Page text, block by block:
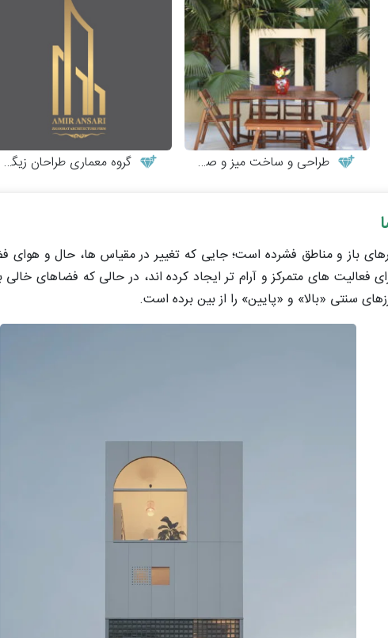
طراحی و ساخت میز و صندلی چوبی گروه معماری طراحان زیگورات
باز و مناطق فشرده است؛ جایی که تغییر در مقیاس ها، حال و هوای
های متمرکز و آرام تر ایجاد کرده اند، در حالی که فضاهای خالی
سنتی «بالا» و «پایین» را از بین برده است.